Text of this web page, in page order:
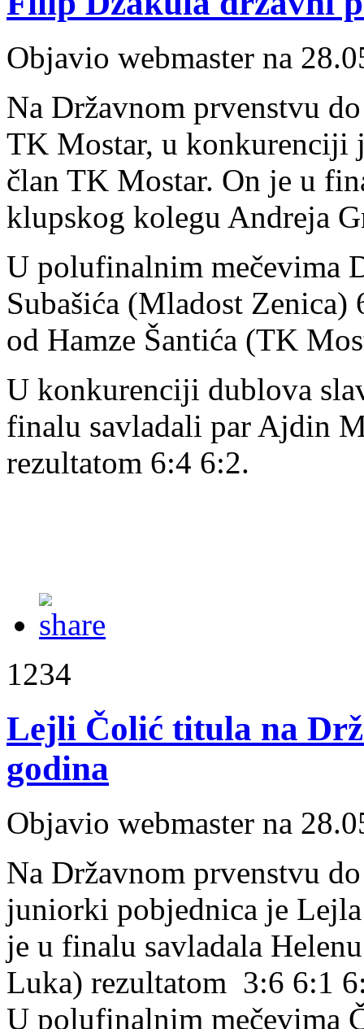
Objavio webmaster na
Na Državnom prvenstvu
TK Mostar, u konkurenciji
član TK Mostar. On je u
klupskog kolegu Andreja
U polufinalnim mečevima
Subašića (Mladost
od Hamze Šantića (TK
U konkurenciji dublova
finalu savladali par Ajdin
rezultatom 6:4 6:2.
1234
Lejli Čolić titula na
godina
Objavio webmaster na
Na Državnom prvenstvu
juniorki pobjednica je
je u finalu savladala
Luka) rezultatom 3:6 6:1
U polufinalnim mečevima